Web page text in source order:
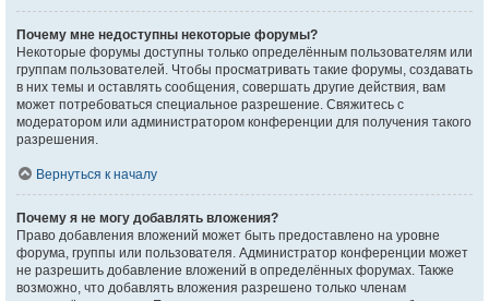
Почему мне недоступны некоторые форумы?
Некоторые форумы доступны только определённым пользователям или
группам пользователей. Чтобы просматривать такие форумы, создавать
в них темы и оставлять сообщения, совершать другие действия, вам
может потребоваться специальное разрешение. Свяжитесь с
модератором или администратором конференции для получения такого
разрешения.
Вернуться к началу
Почему я не могу добавлять вложения?
Право добавления вложений может быть предоставлено на уровне
форума, группы или пользователя. Администратор конференции может
не разрешить добавление вложений в определённых форумах. Также
возможно, что добавлять вложения разрешено только членам